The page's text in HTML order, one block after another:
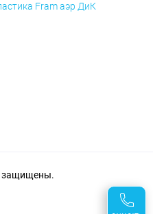
Fram аэр ДиК
защищены.